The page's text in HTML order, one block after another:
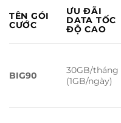
TÊN GÓI
CƯỚC
ƯU ĐÃI
DATA TỐC
ĐỘ CAO
BIG90
30GB/tháng
(1GB/ngày)